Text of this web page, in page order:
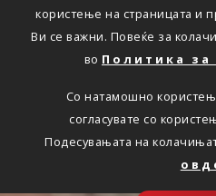
користење на страницата и
Ви се важни. Повеќе за
во Политика за
Со натамошно
согласувате со
Подесувањата на